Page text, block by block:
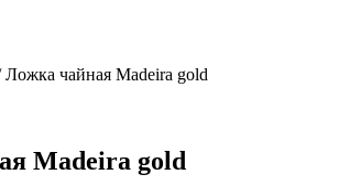
Ложка чайная Madeira gold
Madeira gold